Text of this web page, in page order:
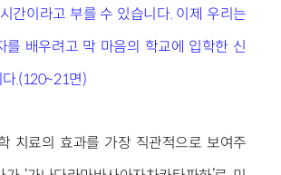
간이라고 부를 수 있습니다. 이제 우리는
를 배우려고 막 마음의 학교에 입학한 신
.(120~21면)
치료의 효과를 가장 직관적으로 보여주